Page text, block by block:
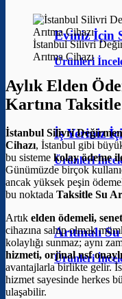
Eviniz İçin
Ürünleri
İş Yeriniz
Ürünleri
Arıtmalı
Ürünleri
İstanbul Silivri
Arıtma Cihazı
Aylık Elden
Kartına
İstanbul Silivri
Cihazı, İstanbul gibi
bu sisteme kolay ödeme
Günümüzde birçok
ancak yüksek peşin
bu noktada Taksitle Su
Artık elden ödemeli,
cihazına sahip olmak
kolaylığı sunmaz; aynı
hizmeti, orjinal nsf
avantajlarla birlikte gelir.
hizmet sayesinde herkes
ulaşabilir.